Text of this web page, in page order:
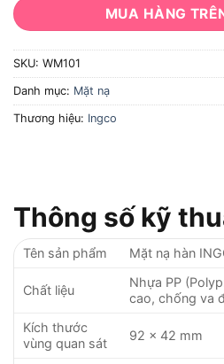
MUA HÀNG
SKU: WM101
Danh mục: Mặt nạ
Thương hiệu: Ingco
Thông số kỹ
Tên sản phẩm Mặt nạ hàn
Chất liệu
Nhựa PP
cao, chống va
Kích thước
vùng quan sát
92 x 42 mm